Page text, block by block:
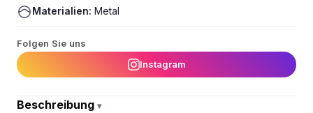
Materialien: Metal
Folgen Sie uns
Instagram
Beschreibung ▾